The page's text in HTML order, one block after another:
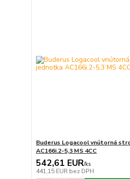
Buderus Logacool vnútorná
AC166i.2-5,3 MS 4CC
542,61 EUR/ks
441,15 EUR bez DPH